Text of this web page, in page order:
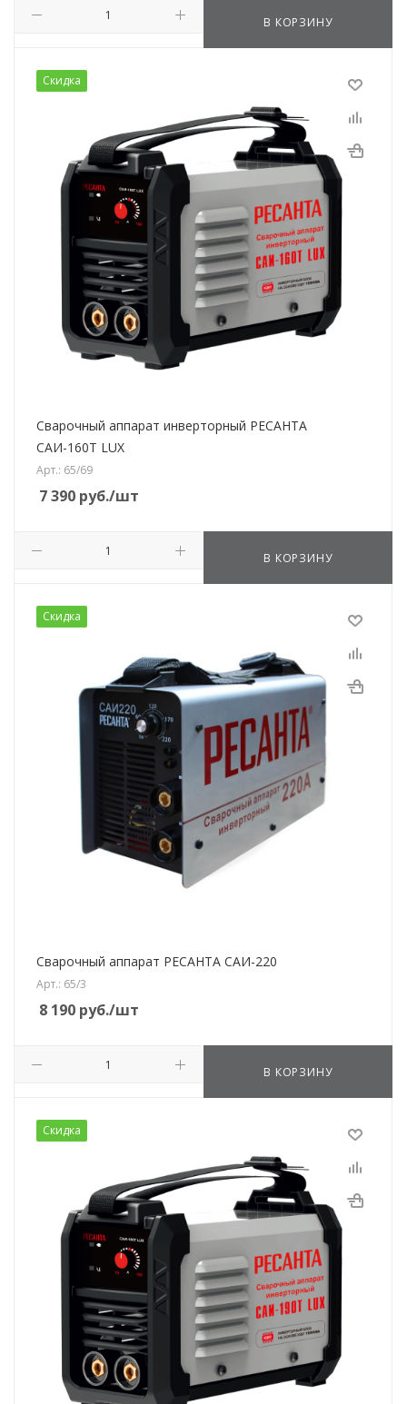
В КОРЗИНУ
Скидка
Сварочный аппарат инверторный РЕСАНТА
САИ-160T LUX
Арт.: 65/69
7 390 руб./шт
В КОРЗИНУ
Скидка
Сварочный аппарат РЕСАНТА САИ-220
Арт.: 65/3
8 190 руб./шт
В КОРЗИНУ
Скидка